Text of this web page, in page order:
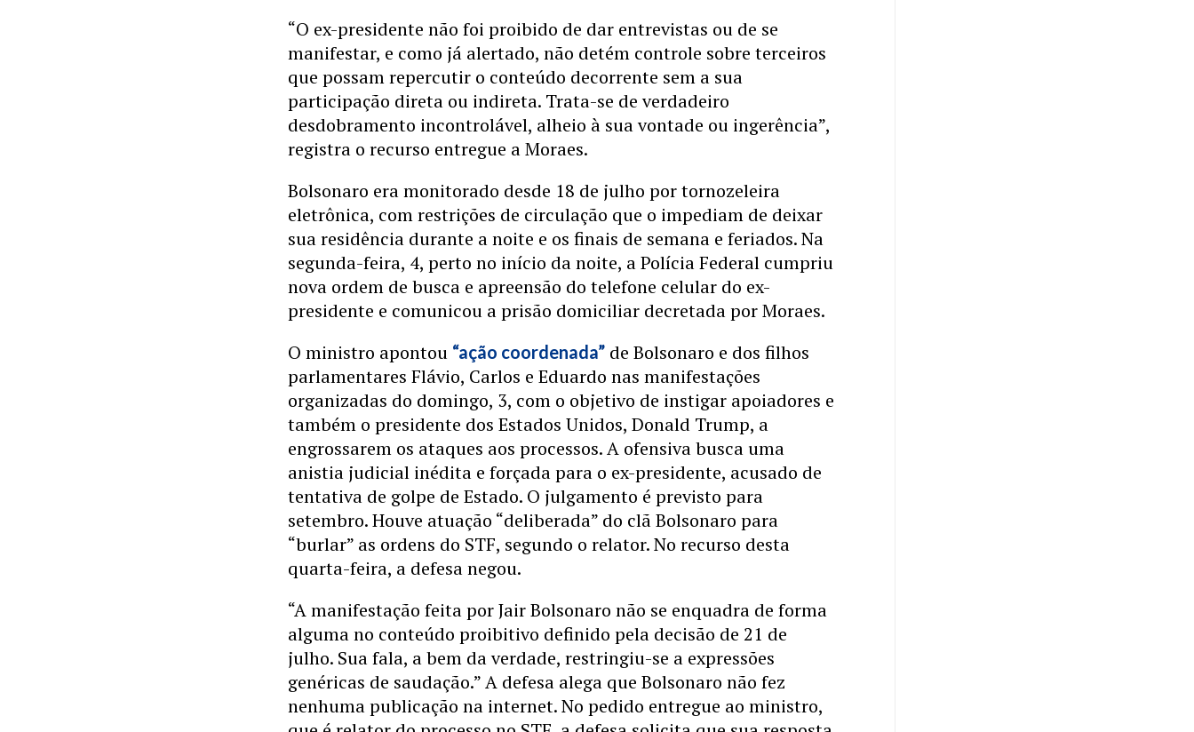
“O ex-presidente não foi proibido de dar entrevistas ou de se
manifestar, e como já alertado, não detém controle sobre terceiros
que possam repercutir o conteúdo decorrente sem a sua
participação direta ou indireta. Trata-se de verdadeiro
desdobramento incontrolável, alheio à sua vontade ou ingerência”,
registra o recurso entregue a Moraes.
Bolsonaro era monitorado desde 18 de julho por tornozeleira
eletrônica, com restrições de circulação que o impediam de deixar
sua residência durante a noite e os finais de semana e feriados. Na
segunda-feira, 4, perto no início da noite, a Polícia Federal cumpriu
nova ordem de busca e apreensão do telefone celular do ex-
presidente e comunicou a prisão domiciliar decretada por Moraes.
O ministro apontou “ação coordenada” de Bolsonaro e dos filhos
parlamentares Flávio, Carlos e Eduardo nas manifestações
organizadas do domingo, 3, com o objetivo de instigar apoiadores e
também o presidente dos Estados Unidos, Donald Trump, a
engrossarem os ataques aos processos. A ofensiva busca uma
anistia judicial inédita e forçada para o ex-presidente, acusado de
tentativa de golpe de Estado. O julgamento é previsto para
setembro. Houve atuação “deliberada” do clã Bolsonaro para
“burlar” as ordens do STF, segundo o relator. No recurso desta
quarta-feira, a defesa negou.
“A manifestação feita por Jair Bolsonaro não se enquadra de forma
alguma no conteúdo proibitivo definido pela decisão de 21 de
julho. Sua fala, a bem da verdade, restringiu-se a expressões
genéricas de saudação.” A defesa alega que Bolsonaro não fez
nenhuma publicação na internet. No pedido entregue ao ministro,